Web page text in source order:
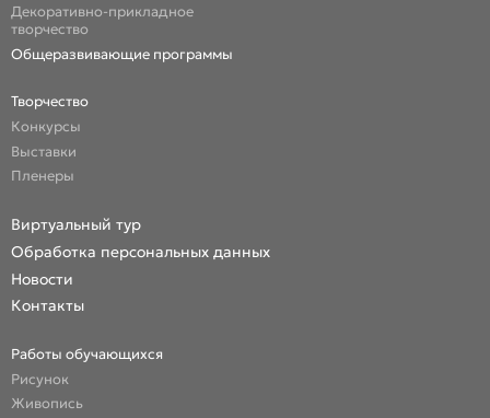
Декоративно-прикладное
творчество
Общеразвивающие программы
Творчество
Конкурсы
Выставки
Пленеры
Виртуальный тур
Обработка персональных данных
Новости
Контакты
Работы обучающихся
Рисунок
Живопись